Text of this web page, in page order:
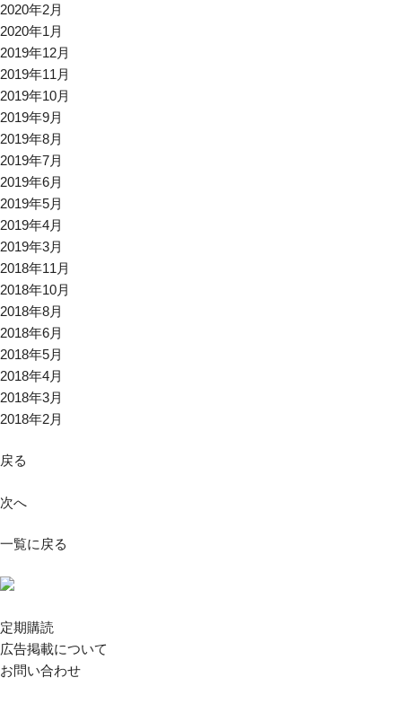
2020年2月
2020年1月
2019年12月
2019年11月
2019年10月
2019年9月
2019年8月
2019年7月
2019年6月
2019年5月
2019年4月
2019年3月
2018年11月
2018年10月
2018年8月
2018年6月
2018年5月
2018年4月
2018年3月
2018年2月
戻る
次へ
一覧に戻る
定期購読
広告掲載について
お問い合わせ